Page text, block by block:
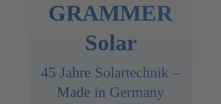
GRAMMER
Solar
45 Jahre Solartechnik –
Made in Germany